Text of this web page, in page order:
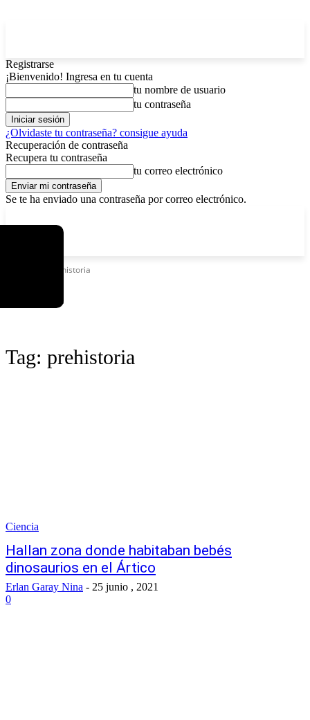
Registrarse
¡Bienvenido! Ingresa en tu cuenta
tu nombre de usuario
tu contraseña
¿Olvidaste tu contraseña? consigue ayuda
Recuperación de contraseña
Recupera tu contraseña
tu correo electrónico
Se te ha enviado una contraseña por correo electrónico.
Prehistoria
Tag: prehistoria
Ciencia
Hallan zona donde habitaban bebés
dinosaurios en el Ártico
Erlan Garay Nina - 25 junio , 2021
0